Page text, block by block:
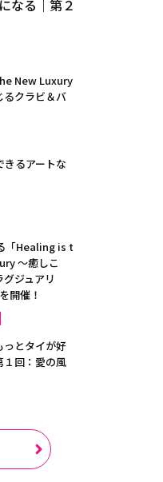
なる｜第２
New Luxury
るクラビ＆バ
きるアートな
「Healing is t
～癒しこ
ジュアリ
開催！
っとタイが好
１回：愛の風